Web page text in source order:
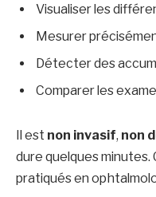
Visualiser les
Mesurer
Détecter des
Comparer les
Il est non invasif, non
dure quelques minutes.
pratiqués en